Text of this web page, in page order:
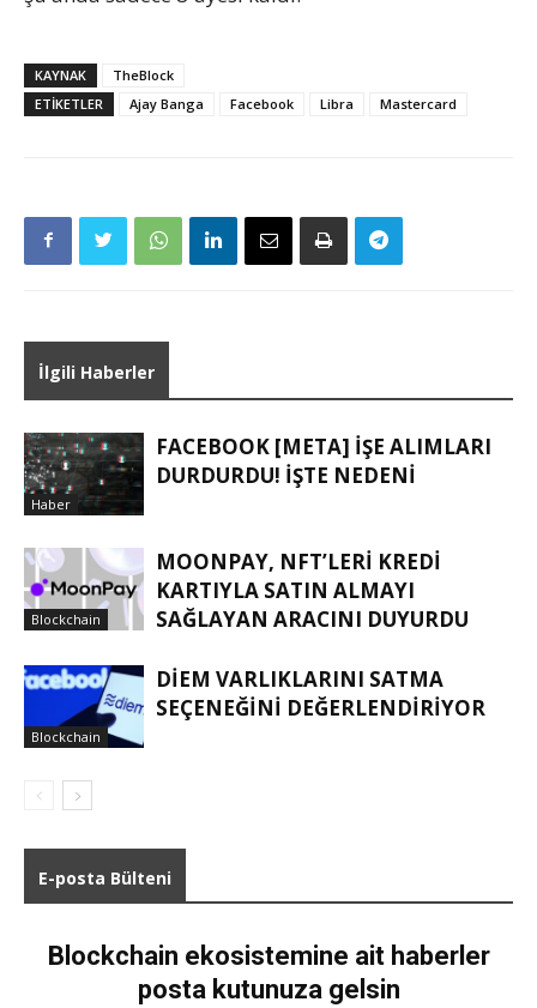
KAYNAK
TheBlock
ETIKETLER
Ajay Banga Facebook Libra Mastercard
İlgili Haberler
Haber
FACEBOOK [META] IŞE ALIMLARI
DURDURDU! İŞTE NEDENI
Blockchain
MOONPAY, NFT’LERI KREDI
KARTIYLA SATIN ALMAYI
SAĞLAYAN ARACINI DUYURDU
Blockchain
DIEM VARLIKLARINI SATMA
SEÇENEĞINI DEĞERLENDIRIYOR
E-posta Bülteni
Blockchain ekosistemine ait haberler
posta kutunuza gelsin